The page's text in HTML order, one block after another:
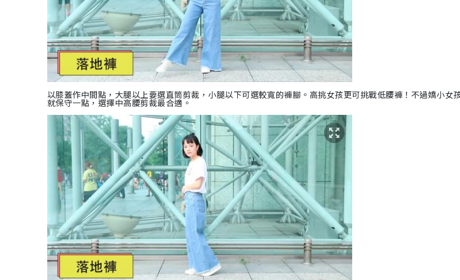
以膝蓋作中間點，大腿以上要選直筒剪裁，小腿以下可選較寬的褲腳。高挑女孩更可挑戰低腰褲！不過嬌小女
就保守一點，選擇中高腰剪裁最合適。